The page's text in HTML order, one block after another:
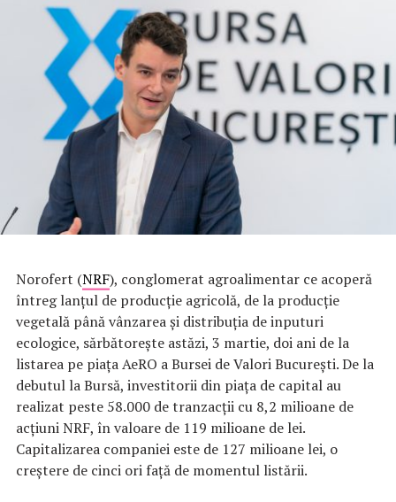
Norofert (NRF), conglomerat agroalimentar ce acoperă
întreg lanțul de producție agricolă, de la producție
vegetală până vânzarea și distribuția de inputuri
ecologice, sărbătorește astăzi, 3 martie, doi ani de la
listarea pe piața AeRO a Bursei de Valori București. De la
debutul la Bursă, investitorii din piața de capital au
realizat peste 58.000 de tranzacții cu 8,2 milioane de
acțiuni NRF, în valoare de 119 milioane de lei.
Capitalizarea companiei este de 127 milioane lei, o
creștere de cinci ori față de momentul listării.